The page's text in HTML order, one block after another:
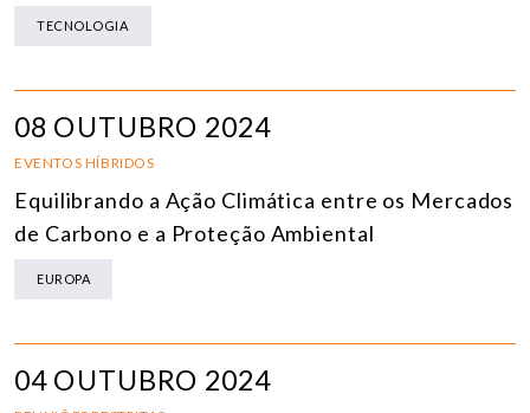
TECNOLOGIA
08 OUTUBRO 2024
EVENTOS HÍBRIDOS
Equilibrando a Ação Climática entre os Mercados
de Carbono e a Proteção Ambiental
EUROPA
04 OUTUBRO 2024